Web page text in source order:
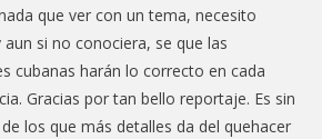
que ver con un tema, necesito
si no conociera, se que las
cubanas harán lo correcto en cada
Gracias por tan bello reportaje. Es sin
los que más detalles da del quehacer